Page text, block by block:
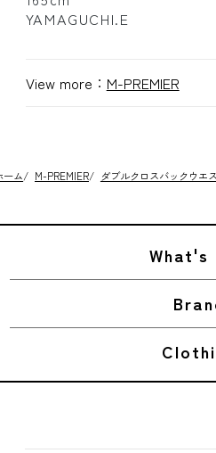
YAMAGUCHI.E
View more： M-PREMIER
ーム/ M-PREMIER/ ダブルクロスバックウエ
What's